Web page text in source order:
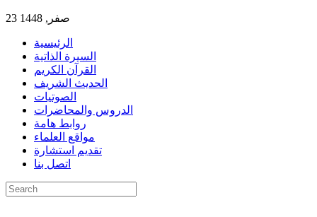
23 صفر, 1448
الرئيسية
السيرة الذاتية
القرآن الكريم
الحديث الشريف
الصوتيات
الدروس والمحاضرات
روابط هامة
مواقع العلماء
تقديم استشارة
اتصل بنا